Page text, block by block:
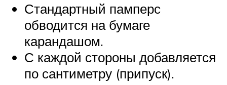
Стандартный памперс
обводится на бумаге
карандашом.
С каждой стороны добавляется
по сантиметру (припуск).